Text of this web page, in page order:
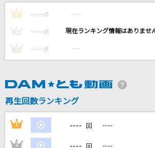
back number
一期一会
湘南乃風
ゴスペラーズ(The Gospellers)
1 ---- 点 ----
---- 点 ----
3 ---- 点 ----
再生回数ランキング
1 ---- 回 ----
2 ---- 回 ----